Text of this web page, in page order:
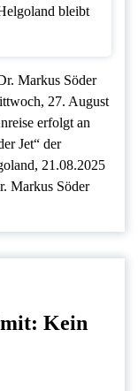
Markus Söder
27. August
erfolgt an
Jet“ der
21.08.2025
Markus Söder
Kein